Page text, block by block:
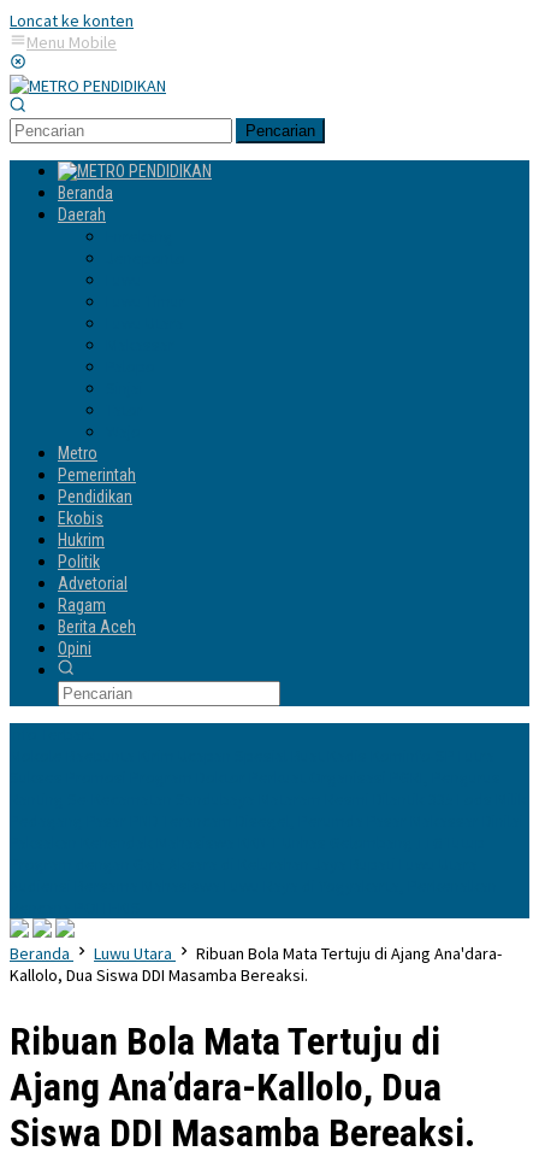
Loncat ke konten
Menu Mobile
Pencarian
Beranda
Daerah
Metro
Pemerintah
Pendidikan
Ekobis
Hukrim
Politik
Advetorial
Ragam
Berita Aceh
Opini
Beranda Luwu Utara
Ribuan Bola Mata Tertuju di Ajang Ana'dara-
Kallolo, Dua Siswa DDI Masamba Bereaksi.
Ribuan Bola Mata Tertuju di
Ajang Ana’dara-Kallolo, Dua
Siswa DDI Masamba Bereaksi.